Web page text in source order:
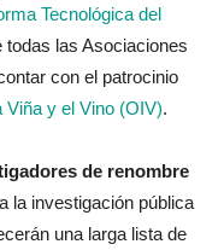
Tecnológica del
todas las Asociaciones
con el patrocinio
Viña y el Vino (OIV).
de renombre
la investigación pública
una larga lista de